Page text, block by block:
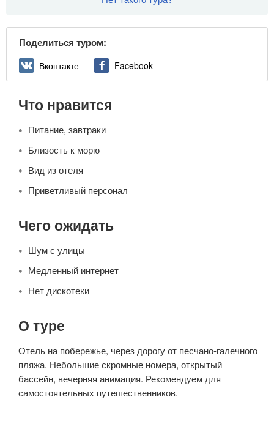
Поделиться туром:
Вконтакте Facebook
Что нравится
Питание, завтраки
Близость к морю
Вид из отеля
Приветливый персонал
Чего ожидать
Шум с улицы
Медленный интернет
Нет дискотеки
О туре
Отель на побережье, через дорогу от песчано-галечного
пляжа. Небольшие скромные номера, открытый
бассейн, вечерняя анимация. Рекомендуем для
самостоятельных путешественников.